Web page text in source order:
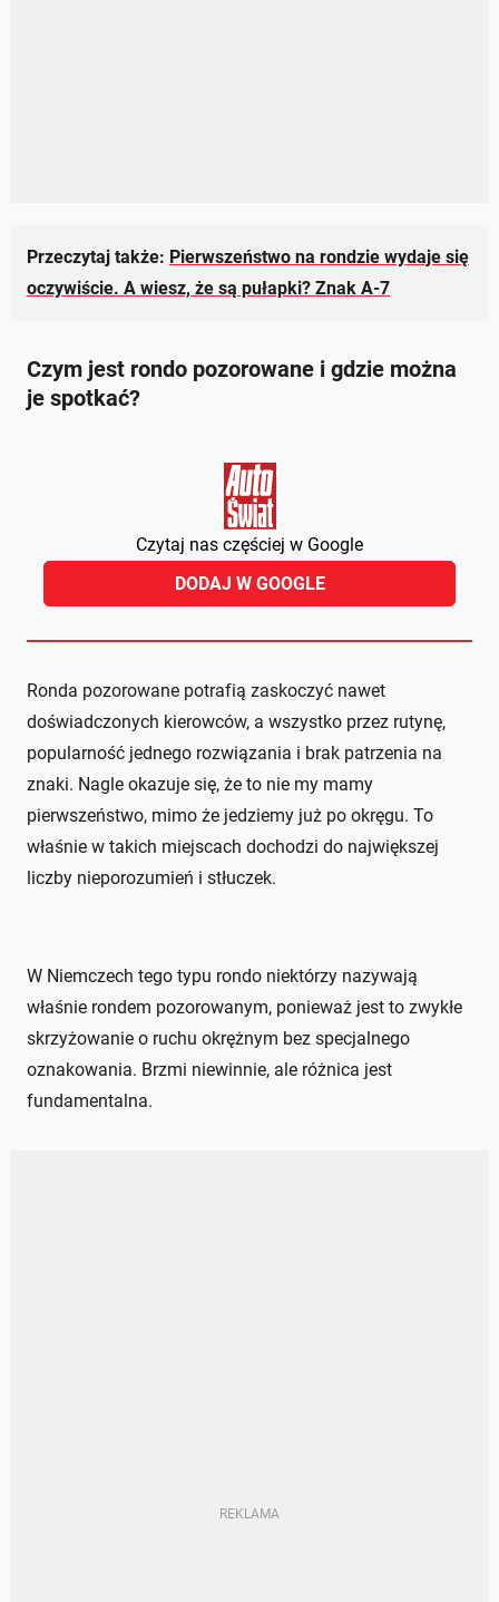
Przeczytaj także: Pierwszeństwo na rondzie wydaje się
oczywiście. A wiesz, że są pułapki? Znak A-7
Czym jest rondo pozorowane i gdzie można
je spotkać?
Czytaj nas częściej w Google
DODAJ W GOOGLE
Ronda pozorowane potrafią zaskoczyć nawet
doświadczonych kierowców, a wszystko przez rutynę,
popularność jednego rozwiązania i brak patrzenia na
znaki. Nagle okazuje się, że to nie my mamy
pierwszeństwo, mimo że jedziemy już po okręgu. To
właśnie w takich miejscach dochodzi do największej
liczby nieporozumień i stłuczek.
W Niemczech tego typu rondo niektórzy nazywają
właśnie rondem pozorowanym, ponieważ jest to zwykłe
skrzyżowanie o ruchu okrężnym bez specjalnego
oznakowania. Brzmi niewinnie, ale różnica jest
fundamentalna.